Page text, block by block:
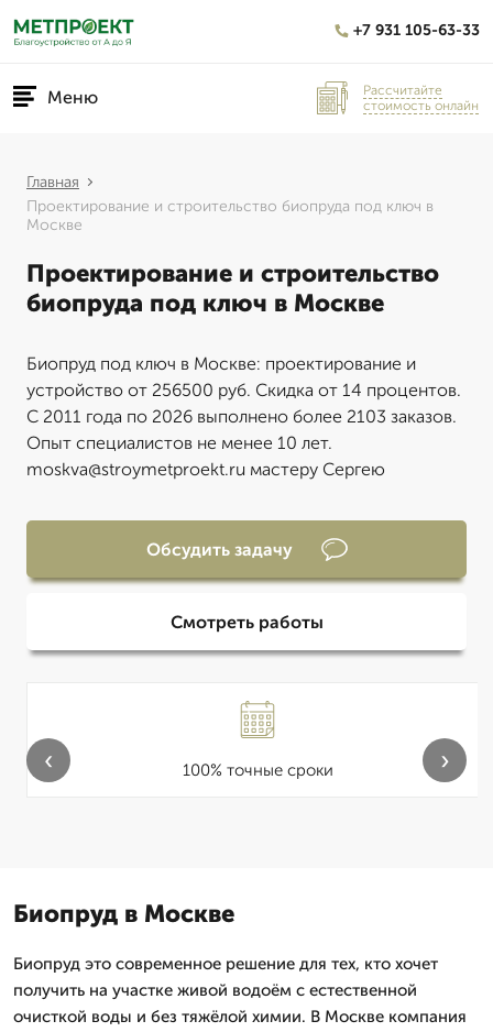
+7 931 105-63-33
Меню
Рассчитайте
стоимость онлайн
Главная
Проектирование и строительство биопруда под ключ в
Москве
Проектирование и строительство
биопруда под ключ в Москве
Биопруд под ключ в Москве: проектирование и
устройство от 256500 руб. Скидка от 14 процентов.
С 2011 года по 2026 выполнено более 2103 заказов.
Опыт специалистов не менее 10 лет.
moskva@stroymetproekt.ru мастеру Сергею
Обсудить задачу
Смотреть работы
100% точные сроки
‹ ›
Биопруд в Москве
Биопруд это современное решение для тех, кто хочет
получить на участке живой водоём с естественной
очисткой воды и без тяжёлой химии. В Москве компания